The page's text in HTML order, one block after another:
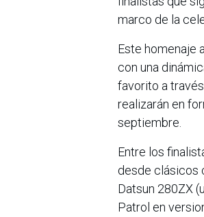
marco de la
Este homenaje
con una
favorito a
realizarán en
septiembre.
Entre los
desde clásicos
Datsun 280ZX
Patrol en